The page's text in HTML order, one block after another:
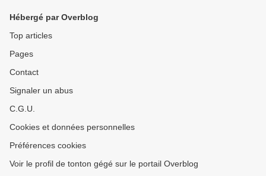
Hébergé par Overblog
Top articles
Pages
Contact
Signaler un abus
C.G.U.
Cookies et données personnelles
Préférences cookies
Voir le profil de tonton gégé sur le portail Overblog